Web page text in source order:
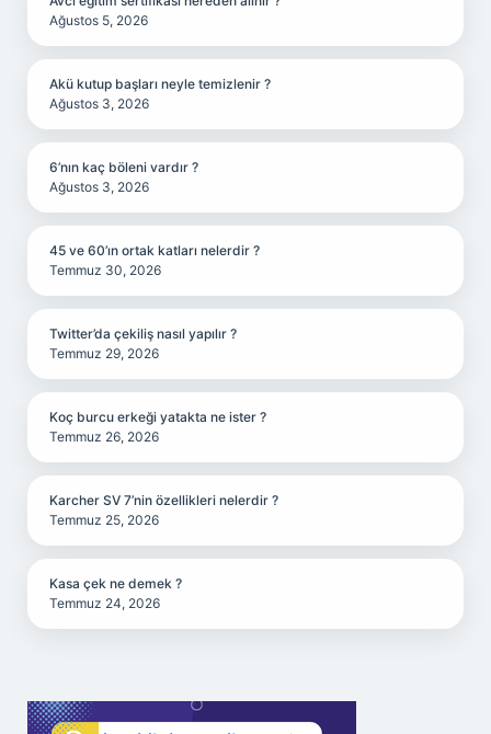
Ağustos 5, 2026
Akü kutup başları neyle temizlenir ?
Ağustos 3, 2026
6’nın kaç böleni vardır ?
Ağustos 3, 2026
45 ve 60’ın ortak katları nelerdir ?
Temmuz 30, 2026
Twitter’da çekiliş nasıl yapılır ?
Temmuz 29, 2026
Koç burcu erkeği yatakta ne ister ?
Temmuz 26, 2026
Karcher SV 7’nin özellikleri nelerdir ?
Temmuz 25, 2026
Kasa çek ne demek ?
Temmuz 24, 2026